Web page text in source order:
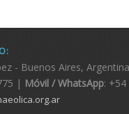
- Buenos Aires, Argentina
| Móvil / WhatsApp: